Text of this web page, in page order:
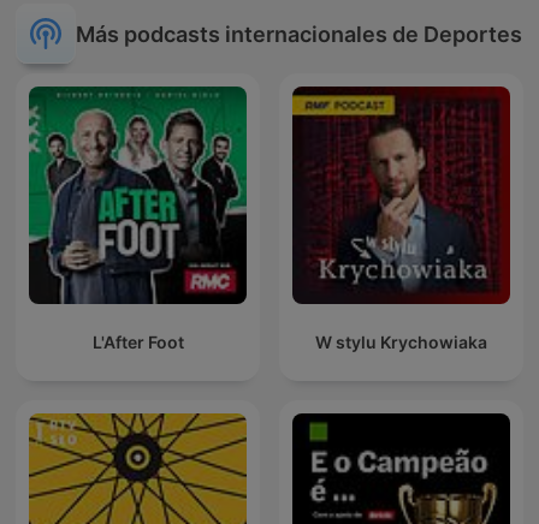
Más podcasts internacionales de Deportes
L'After Foot W stylu Krychowiaka